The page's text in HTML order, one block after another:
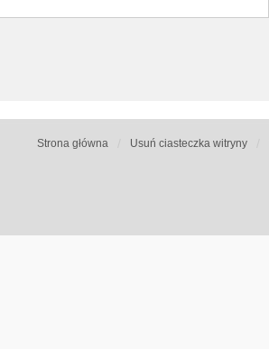
Strona główna Usuń ciasteczka witryny